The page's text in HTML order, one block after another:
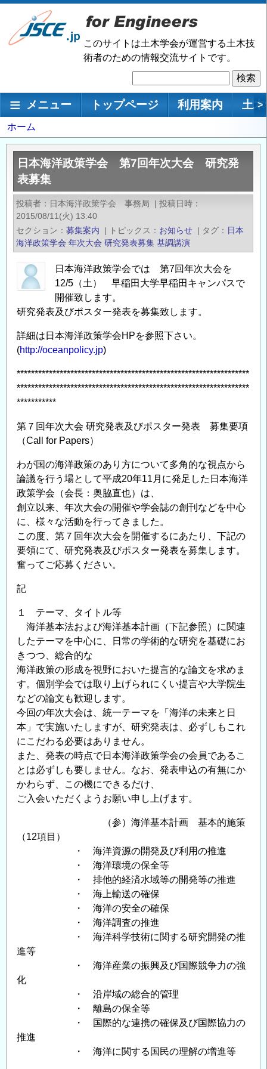
メ
ン
移
このサイトは土木学会が運営する土木技
術者のための情報交流サイトです。
索
メインナビゲーション
メニュー トップページ 利用案内 土 >
パ
ン
ず
ホーム
日本海洋政策学会 第7回年次大会 研究発
表募集
投稿者 日本海洋政策学会 事務局 | 投稿日時
2015/08/11(火) 13:40
セクション
募集案内 | トピックス お知らせ | タグ
日本
海洋政策学会 年次大会 研究発表募集 基調講演
日本海洋政策学会では 第7回年次大会を
12/5（土） 早稲田大学早稲田キャンパスで
開催致します。
研究発表及びポスター発表を募集致します。
詳細は日本海洋政策学会HPを参照下さい。
(http://oceanpolicy.jp)
*****************************************************************
*****************************************************************
***********
第７回年次大会 研究発表及びポスター発表 募集要項
（Call for Papers）
わが国の海洋政策のあり方について多角的な視点から
論議を行う場として平成20年11月に発足した日本海洋
政策学会（会長：奥脇直也）は、
創立以来、年次大会の開催や学会誌の創刊などを中心
に、様々な活動を行ってきました。
この度、第７回年次大会を開催するにあたり、下記の
要領にて、研究発表及びポスター発表を募集します。
奮ってご応募ください。
記
１ テーマ、タイトル等
海洋基本法および海洋基本計画（下記参照）に関連
したテーマを中心に、日常の学術的な研究を基礎にお
きつつ、総合的な
海洋政策の形成を視野においた提言的な論文を求めま
す。個別学会では取り上げられにくい提言や大学院生
などの論文も歓迎します。
今回の年次大会は、統一テーマを「海洋の未来と日
本」で実施いたしますが、研究発表は、必ずしもこれ
にこだわる必要はありません。
また、発表の時点で日本海洋政策学会の会員であるこ
とは必ずしも要しません。なお、発表申込の有無にか
かわらず、この機にできるだけ、
ご入会いただくようお願い申し上げます。
（参）海洋基本計画 基本的施策
（12項目）
・ 海洋資源の開発及び利用の推進
・ 海洋環境の保全等
・ 排他的経済水域等の開発等の推進
・ 海上輸送の確保
・ 海洋の安全の確保
・ 海洋調査の推進
・ 海洋科学技術に関する研究開発の推
進等
・ 海洋産業の振興及び国際競争力の強
化
・ 沿岸域の総合的管理
・ 離島の保全等
・ 国際的な連携の確保及び国際協力の
推進
・ 海洋に関する国民の理解の増進等